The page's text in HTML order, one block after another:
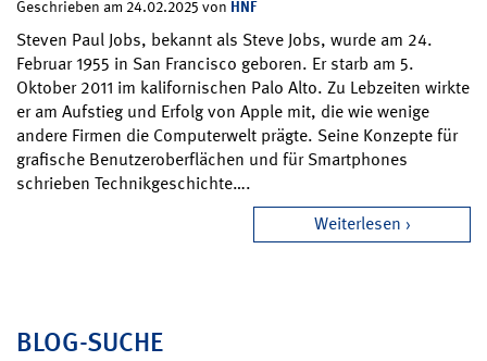
Geschrieben am 24.02.2025 von HNF
Steven Paul Jobs, bekannt als Steve Jobs, wurde am 24.
Februar 1955 in San Francisco geboren. Er starb am 5.
Oktober 2011 im kalifornischen Palo Alto. Zu Lebzeiten wirkte
er am Aufstieg und Erfolg von Apple mit, die wie wenige
andere Firmen die Computerwelt prägte. Seine Konzepte für
grafische Benutzeroberflächen und für Smartphones
schrieben Technikgeschichte….
Weiterlesen
BLOG-SUCHE